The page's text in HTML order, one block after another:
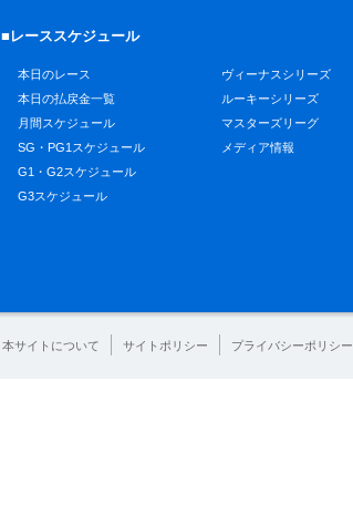
■レーススケジュール
本日のレース
本日の払戻金一覧
月間スケジュール
SG・PG1スケジュール
G1・G2スケジュール
G3スケジュール
ヴィーナスシリーズ
ルーキーシリーズ
マスターズリーグ
メディア情報
本サイトについて サイトポリシー プライバシーポリシー